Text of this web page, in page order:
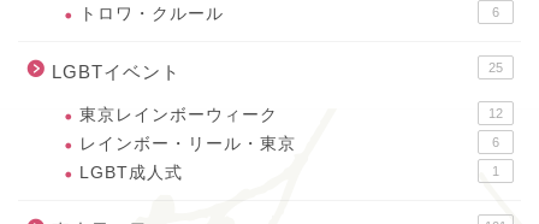
トロワ・クルール 6
LGBTイベント 25
東京レインボーウィーク 12
レインボー・リール・東京 6
LGBT成人式 1